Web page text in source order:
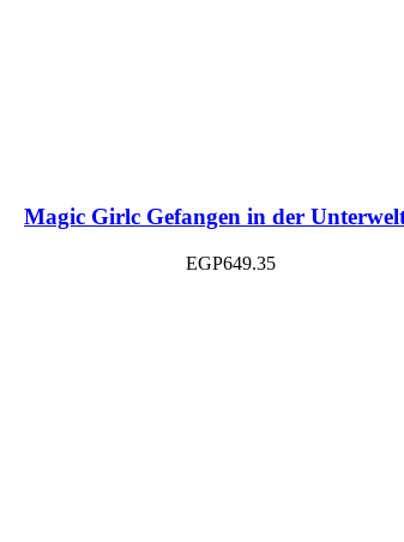
Magic Girlc Gefangen in der
EGP649.35